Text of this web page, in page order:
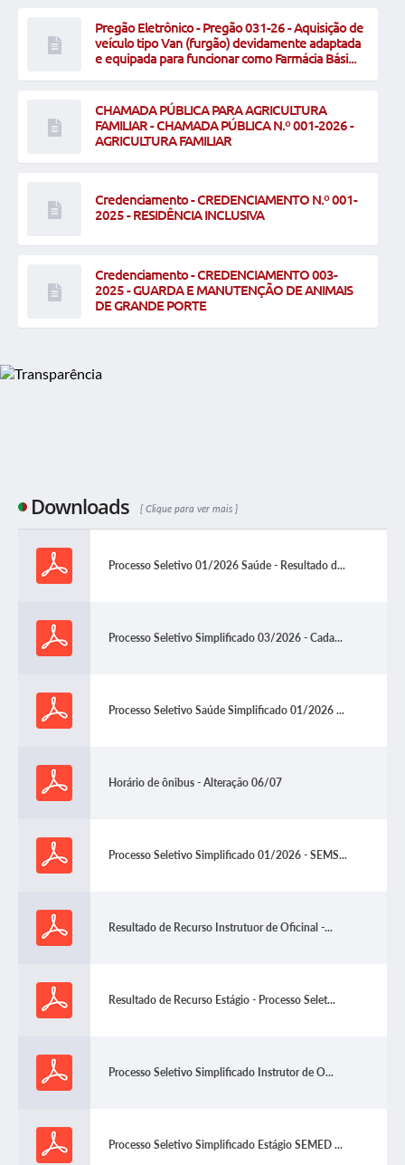
Pregão Eletrônico - Pregão 031-26 - Aquisição de
veículo tipo Van (furgão) devidamente adaptada
e equipada para funcionar como Farmácia Bási...
CHAMADA PÚBLICA PARA AGRICULTURA
FAMILIAR - CHAMADA PÚBLICA N.º 001-2026 -
AGRICULTURA FAMILIAR
Credenciamento - CREDENCIAMENTO N.º 001-
2025 - RESIDÊNCIA INCLUSIVA
Credenciamento - CREDENCIAMENTO 003-
2025 - GUARDA E MANUTENÇÃO DE ANIMAIS
DE GRANDE PORTE
Downloads Clique para ver mais
Processo Seletivo 01/2026 Saúde - Resultado d...
Processo Seletivo Simplificado 03/2026 - Cada...
Processo Seletivo Saúde Simplificado 01/2026 ...
Horário de ônibus - Alteração 06/07
Processo Seletivo Simplificado 01/2026 - SEMS...
Resultado de Recurso Instrutuor de Oficinal -...
Resultado de Recurso Estágio - Processo Selet...
Processo Seletivo Simplificado Instrutor de O...
Processo Seletivo Simplificado Estágio SEMED ...